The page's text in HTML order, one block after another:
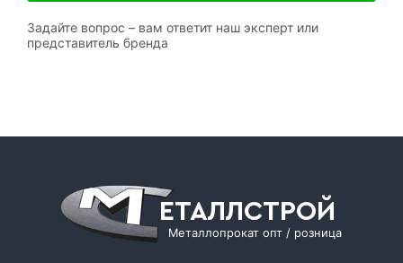
Задайте вопрос – вам ответит наш эксперт или
представитель бренда
ЕТАЛЛСТРОЙ
Металлопрокат опт / розница